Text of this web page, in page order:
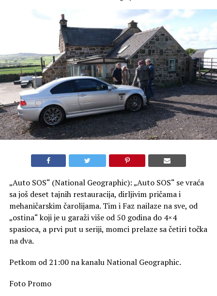
„Auto SOS“ (National Geographic): „Auto SOS“ se vraća
sa još deset tajnih restauracija, dirljivim pričama i
mehaničarskim čarolijama. Tim i Faz nailaze na sve, od
„ostina“ koji je u garaži više od 50 godina do 4×4
spasioca, a prvi put u seriji, momci prelaze sa četiri točka
na dva.
Petkom od 21:00 na kanalu National Geographic.
Foto Promo